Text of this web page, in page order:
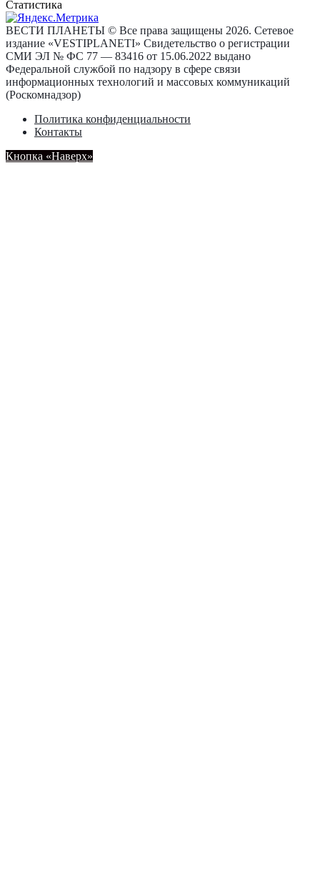
Статистика
ВЕСТИ ПЛАНЕТЫ © Все права защищены 2026. Сетевое
издание «VESTIPLANETI» Свидетельство о регистрации
СМИ ЭЛ № ФС 77 — 83416 от 15.06.2022 выдано
Федеральной службой по надзору в сфере связи
информационных технологий и массовых коммуникаций
(Роскомнадзор)
Политика конфиденциальности
Контакты
Кнопка «Наверх»